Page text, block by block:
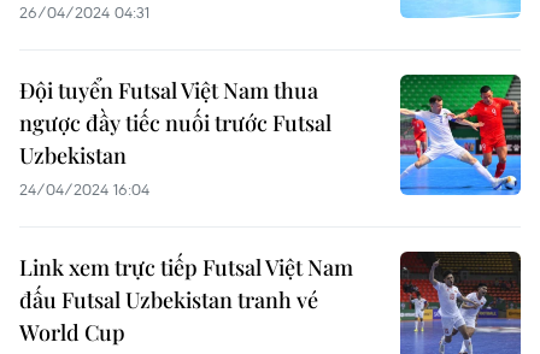
26/04/2024 04:31
Đội tuyển Futsal Việt Nam thua
ngược đầy tiếc nuối trước Futsal
Uzbekistan
24/04/2024 16:04
Link xem trực tiếp Futsal Việt Nam
đấu Futsal Uzbekistan tranh vé
World Cup